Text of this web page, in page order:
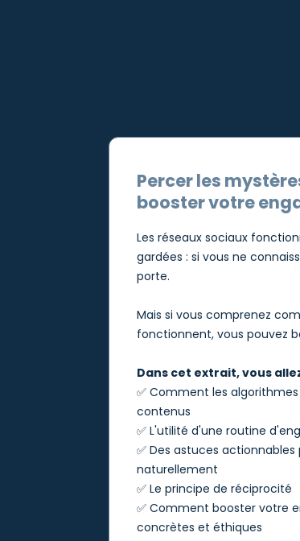
Percer les
booster votre
Les réseaux sociaux
gardées : si vous ne
porte.
Mais si vous comprenez
fonctionnent, vous pouvez
Dans cet extrait, vous
✅ Comment les
contenus
✅ L'utilité d'une routine
✅ Des astuces
naturellement
✅ Le principe de réciprocité
✅ Comment booster votre
concrètes et éthiques